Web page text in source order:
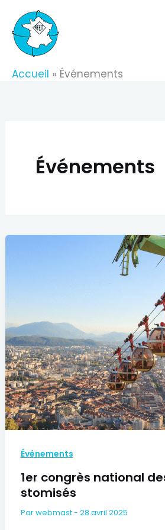
contenu
Accueil Événements
Événements
Événements
1er congrès national
stomisés
Parwebmast- 28 avril 2025